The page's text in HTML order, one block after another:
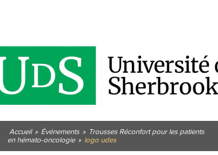
Accueil » Événements » Trousses Réconfort pour les patients
en hémato-oncologie » logo udes